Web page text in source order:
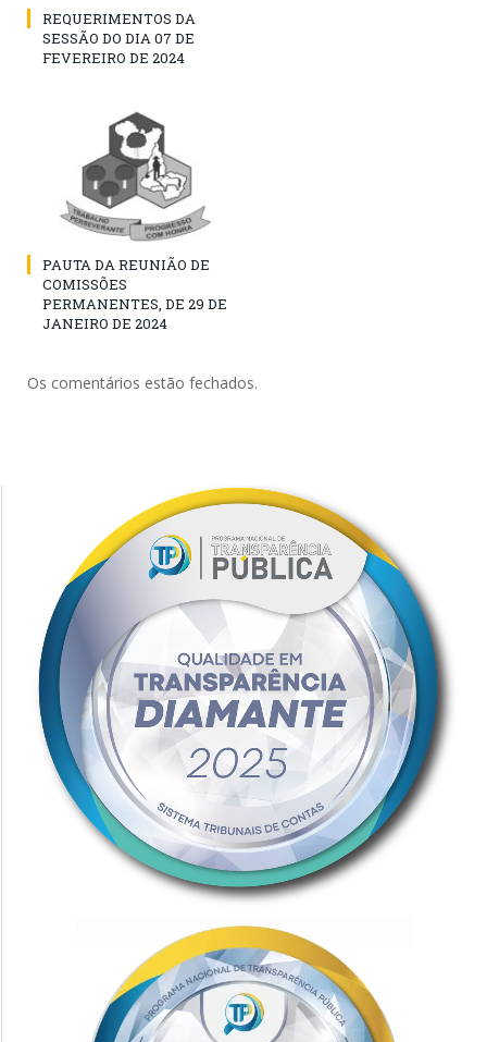
REQUERIMENTOS DA
SESSÃO DO DIA 07 DE
FEVEREIRO DE 2024
PAUTA DA REUNIÃO DE
COMISSÕES
PERMANENTES, DE 29 DE
JANEIRO DE 2024
Os comentários estão fechados.